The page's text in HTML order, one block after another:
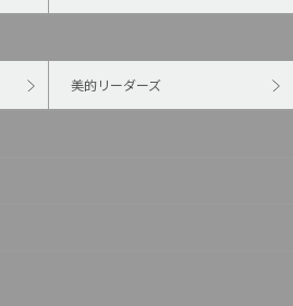
美的リーダーズ